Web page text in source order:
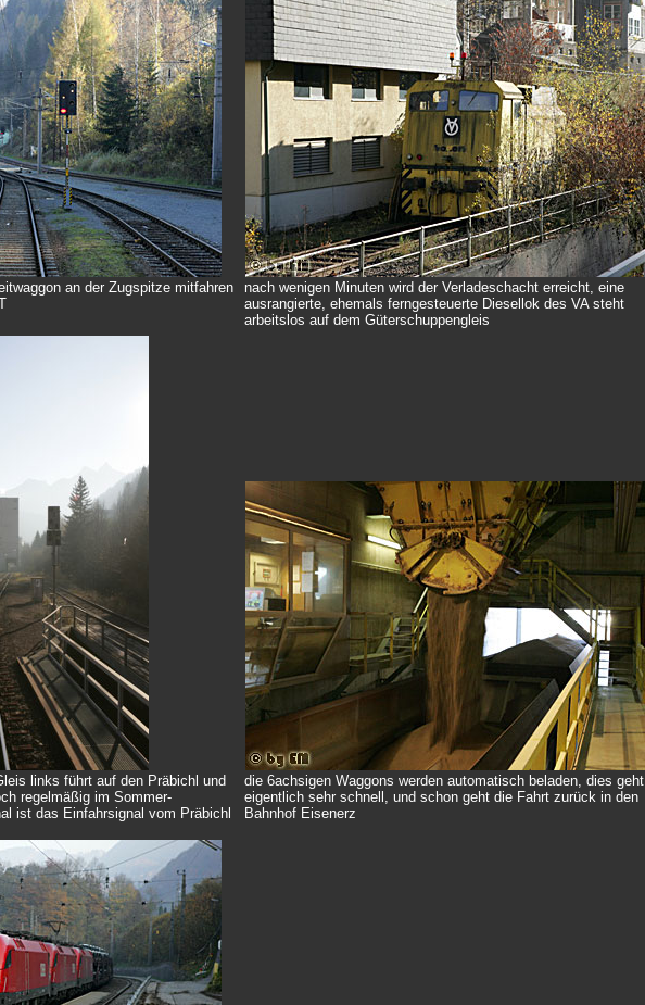
an der Zugspitze mitfahren
nach wenigen Minuten wird der Verladeschacht erreicht, eine
ausrangierte, ehemals ferngesteuerte Diesellok des VA steht
arbeitslos auf dem Güterschuppengleis
links führt auf den Präbichl und
regelmäßig im Sommer-
ist das Einfahrsignal vom Präbichl
die 6achsigen Waggons werden automatisch beladen, dies geht
eigentlich sehr schnell, und schon geht die Fahrt zurück in den
Bahnhof Eisenerz